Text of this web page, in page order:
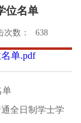
位名单
次数： 638
单.pdf
单
全日制学士学